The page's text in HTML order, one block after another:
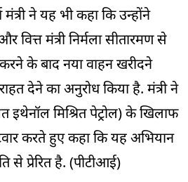
ने यह भी कहा कि उन्होंने
और वित्त मंत्री निर्मला सीतारमण से
के बाद नया वाहन खरीदने
देने का अनुरोध किया है. मंत्री ने
इथेनॉल मिश्रित पेट्रोल) के खिलाफ
करते हुए कहा कि यह अभियान
से प्रेरित है. (पीटीआई)